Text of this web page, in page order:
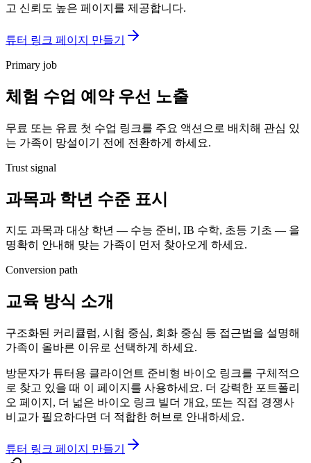
고 신뢰도 높은 페이지를 제공합니다.
튜터 링크 페이지 만들기
Primary job
체험 수업 예약 우선 노출
무료 또는 유료 첫 수업 링크를 주요 액션으로 배치해 관심 있
는 가족이 망설이기 전에 전환하게 하세요.
Trust signal
과목과 학년 수준 표시
지도 과목과 대상 학년 — 수능 준비, IB 수학, 초등 기초 — 을
명확히 안내해 맞는 가족이 먼저 찾아오게 하세요.
Conversion path
교육 방식 소개
구조화된 커리큘럼, 시험 중심, 회화 중심 등 접근법을 설명해
가족이 올바른 이유로 선택하게 하세요.
방문자가 튜터용 클라이언트 준비형 바이오 링크를 구체적으
로 찾고 있을 때 이 페이지를 사용하세요. 더 강력한 포트폴리
오 페이지, 더 넓은 바이오 링크 빌더 개요, 또는 직접 경쟁사
비교가 필요하다면 더 적합한 허브로 안내하세요.
튜터 링크 페이지 만들기